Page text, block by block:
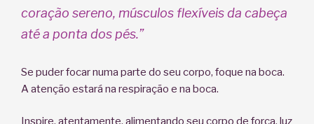
coração sereno, músculos flexíveis da cabeça
até a ponta dos pés.”
Se puder focar numa parte do seu corpo, foque na boca.
A atenção estará na respiração e na boca.
Inspire, atentamente, alimentando seu corpo de força, luz